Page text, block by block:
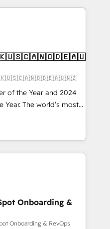
With over 115
on EMEA - USA
of the Year and 2024
Year. The world’s most
HubSpot Solutions
APAC and NAM,
and
powered automation,
of trust built through
Onboarding &
Onboarding & RevOps